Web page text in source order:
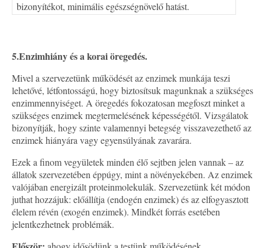
bizonyítékot, minimális egészségnövelő hatást.
5.Enzimhiány és a korai öregedés.
Mivel a szervezetünk működését az enzimek munkája teszi
lehetővé, létfontosságú, hogy biztosítsuk magunknak a szükséges
enzimmennyiséget. A öregedés fokozatosan megfoszt minket a
szükséges enzimek megtermelésének képességétől. Vizsgálatok
bizonyítják, hogy szinte valamennyi betegség visszavezethető az
enzimek hiányára vagy egyensúlyának zavarára.
Ezek a finom vegyületek minden élő sejtben jelen vannak – az
állatok szervezetében éppúgy, mint a növényekében. Az enzimek
valójában energizált proteinmolekulák. Szervezetünk két módon
juthat hozzájuk: előállítja (endogén enzimek) és az elfogyasztott
élelem révén (exogén enzimek). Mindkét forrás esetében
jelentkezhetnek problémák.